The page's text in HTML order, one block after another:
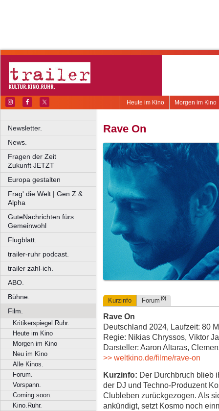
Morgen im Kino
Heute im Kino
Newsletter.
News.
Fragen der Zeit
Zukunft JETZT
Europa gestalten
Frag' die Welt | Gen Z &
Alpha
GuteNachrichten fürs
Gemeinwohl
Flugblatt.
trailer-ruhr podcast.
trailer zahl-ich.
ABO.
Bühne.
Film.
Kritikerspiegel Ruhr.
Heute im Kino
Morgen im Kino
Neu im Kino
Alle Kinos.
Forum.
Vorspann.
Coming soon.
Kino.Ruhr.
Rave On
Kurzinfo Forum (0)
Rave On
Deutschland 2024, Laufzeit: 80
Regie: Nikias Chryssos, Viktor
Darsteller: Aaron Altaras,
>> weltkino.de/filme/rave-on
Kurzinfo: Der Durchbruch blieb
der DJ und Techno-Produzent
Clubleben zurückgezogen. Als
ankündigt, setzt Kosmo noch